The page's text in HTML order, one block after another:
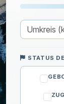
STATUS